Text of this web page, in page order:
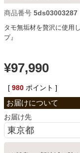
椅子・チェア
収納家具
学習机
商品番号 5ds03003287
タモ無垢材を贅沢に使用
プ』
¥97,990
[ 980 ポイント ]
お届け先